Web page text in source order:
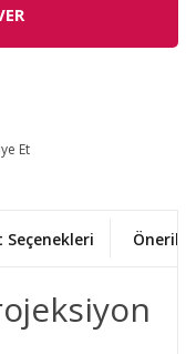
Et
Seçenekleri